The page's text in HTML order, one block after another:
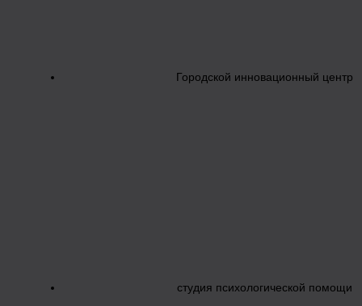
Городской инновационный центр
студия психологической помощи